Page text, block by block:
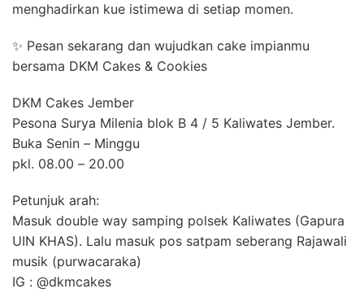
menghadirkan kue istimewa di setiap momen.
✨ Pesan sekarang dan wujudkan cake impianmu
bersama DKM Cakes & Cookies
DKM Cakes Jember
Pesona Surya Milenia blok B 4 / 5 Kaliwates Jember.
Buka Senin – Minggu
pkl. 08.00 – 20.00
Petunjuk arah:
Masuk double way samping polsek Kaliwates (Gapura
UIN KHAS). Lalu masuk pos satpam seberang Rajawali
musik (purwacaraka)
IG : @dkmcakes